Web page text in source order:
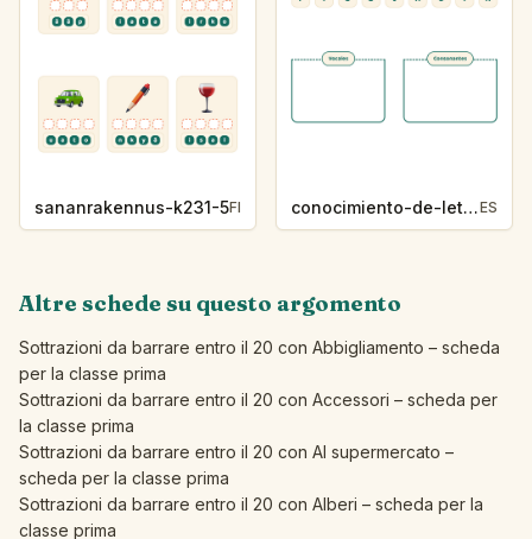
sananrakennus-k231-5FI conocimiento-de-letras-k230-5ES
Altre schede su questo argomento
Sottrazioni da barrare entro il 20 con Abbigliamento – scheda
per la classe prima
Sottrazioni da barrare entro il 20 con Accessori – scheda per
la classe prima
Sottrazioni da barrare entro il 20 con Al supermercato –
scheda per la classe prima
Sottrazioni da barrare entro il 20 con Alberi – scheda per la
classe prima